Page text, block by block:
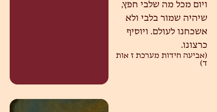
ויום מכל מה שלבי חפץ,
שיהיה שמור בלבי ולא
אשכחנו לעולם. ויוסיף
כרצונו.
(אביעה חידות מערכת ז אות
ד)